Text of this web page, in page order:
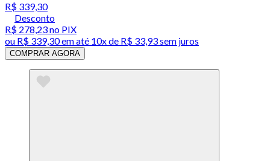
R$ 339,30
Desconto
R$ 278,23no PIX
ou R$ 339,30em até 10x de R$ 33,93 sem juros
COMPRAR AGORA